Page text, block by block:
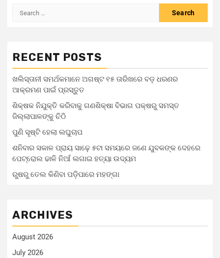
RECENT POSTS
ଖଲିସ୍ତାନୀ ସମର୍ଥକମାନେ ଅଗଷ୍ଟ ୧୫ ତାରିଖରେ ବଡ଼ ଧରଣର
ଆକ୍ରମଣ ପାଇଁ ପ୍ରସ୍ତୁତ
ଶିକ୍ଷକ ନିଯୁକ୍ତି କରିବାକୁ ଗଣଶିକ୍ଷା ବିଭାଗ ପକ୍ଷରୁ ସମସ୍ତ
ଜିଲ୍ଲାପାଳଙ୍କୁ ଚିଠି
ପୁଣି ସୃଷ୍ଟି ହେଲା ଲଘୁଚାପ
ଶନିବାର ସକାଳ ପ୍ରାୟ ସାଢ଼େ ୫ଟା ସମୟରେ ଜଣେ ଯୁବକଙ୍କ ଦେହରେ
ପେଟ୍ରୋଲ ଢାଳି ନିଆଁ ଲଗାଇ ହତ୍ୟା ଉଦ୍ୟମ
ରୁଷରୁ ତେଲ କିଣିବା ପଡ଼ିପାରେ ମହଙ୍ଗା
ARCHIVES
August 2026
July 2026